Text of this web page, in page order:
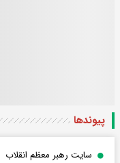
پیوندها
سایت رهبر معظم انقلاب